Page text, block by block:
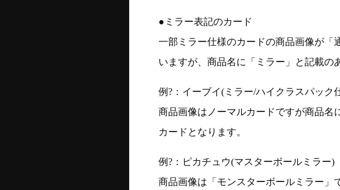
●ミラー表記のカード
一部ミラー仕様のカードの商品画像が「
いますが、商品名に「ミラー」と記載の
例?：イーブイ(ミラー/ハイクラスパック
商品画像はノーマルカードですが商品名
カードとなります。
例?：ピカチュウ(マスターボールミラー)
商品画像は「モンスターボールミラー」